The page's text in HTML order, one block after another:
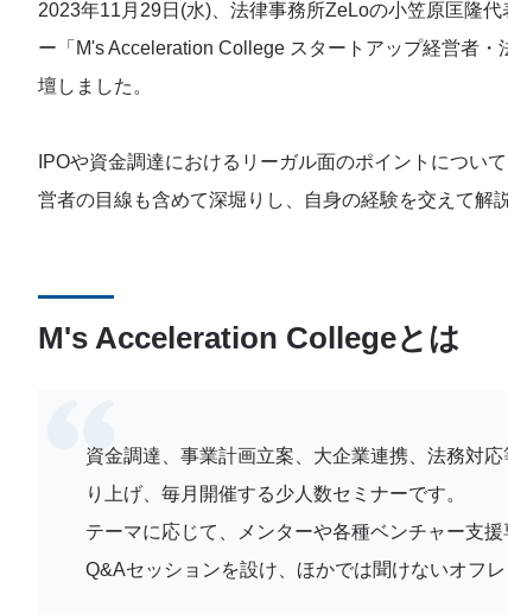
2023年11月29日(水)、法律事務所ZeLoの小笠原匡隆
ー「M's Acceleration College スタートアップ経営者
壇しました。
IPOや資金調達におけるリーガル面のポイントについ
営者の目線も含めて深堀りし、自身の経験を交えて解
M's Acceleration Collegeとは
資金調達、事業計画立案、大企業連携、法務対
り上げ、毎月開催する少人数セミナーです。
テーマに応じて、メンターや各種ベンチャー支
Q&Aセッションを設け、ほかでは聞けないオフ